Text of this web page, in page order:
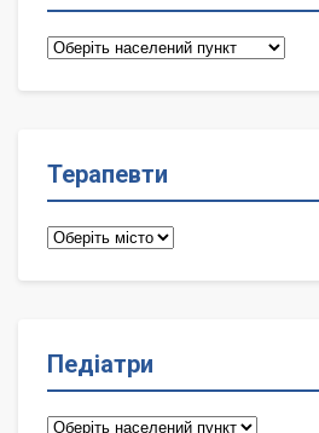
Сімейні
Терапевти
Терапевти
Педіатри
Педіатри